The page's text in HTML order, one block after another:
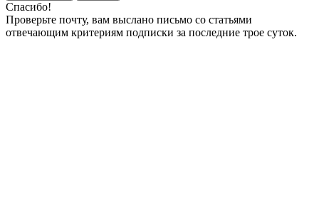
Спасибо!
Проверьте почту, вам выслано письмо со статьями
отвечающим критериям подписки за последние трое суток.